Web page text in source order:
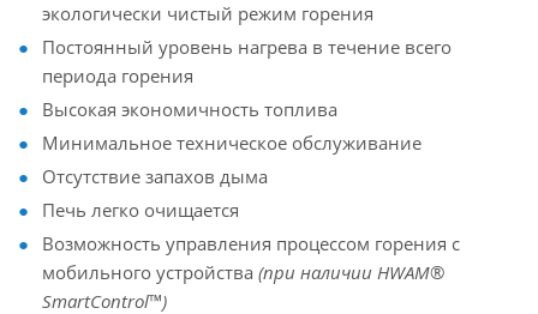
экологически чистый режим горения
Постоянный уровень нагрева в течение всего
периода горения
Высокая экономичность топлива
Минимальное техническое обслуживание
Отсутствие запахов дыма
Печь легко очищается
Возможность управления процессом горения с
мобильного устройства (при наличии HWAM®
SmartControl™)